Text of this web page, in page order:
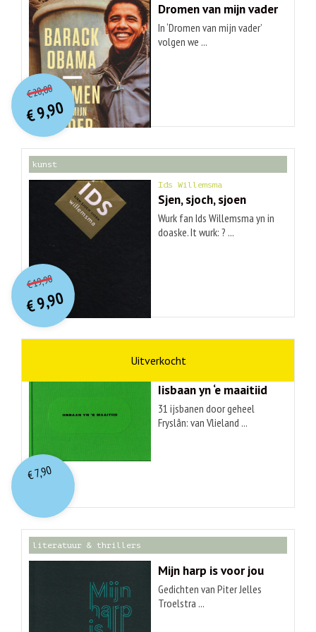
Dromen van mijn vader
In ‘Dromen van mijn vader’
volgen we ...
€20,00O
orspr
onkelijke
prijs
was:
€ 20,00.
€9,90
Huidige
prijs
is:
€ 9,90.
kunst
Ids Willemsma
Sjen, sjoch, sjoen
Wurk fan Ids Willemsma yn in
doaske. It wurk: ? ...
€19,90O
orspr
onkelijke
prijs
was:
€ 19,90.
€9,90
Huidige
prijs
is:
€ 9,90.
Iisbaan yn ‘e maaitiid
31 ijsbanen door geheel
Fryslân: van Vlieland ...
€7,90
literatuur & thrillers
Mijn harp is voor jou
Gedichten van Piter Jelles
Troelstra ...